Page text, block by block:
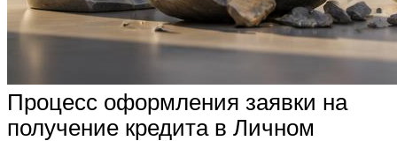
Процесс оформления заявки на
получение кредита в Личном